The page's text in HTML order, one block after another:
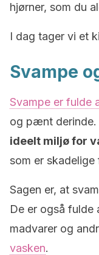
hjørner, som du
I dag tager vi et
Svampe
Svampe er fulde
og pænt derinde.
ideelt miljø for
som er skadelige
Sagen er, at
De er også fulde
madvarer og
vasken.